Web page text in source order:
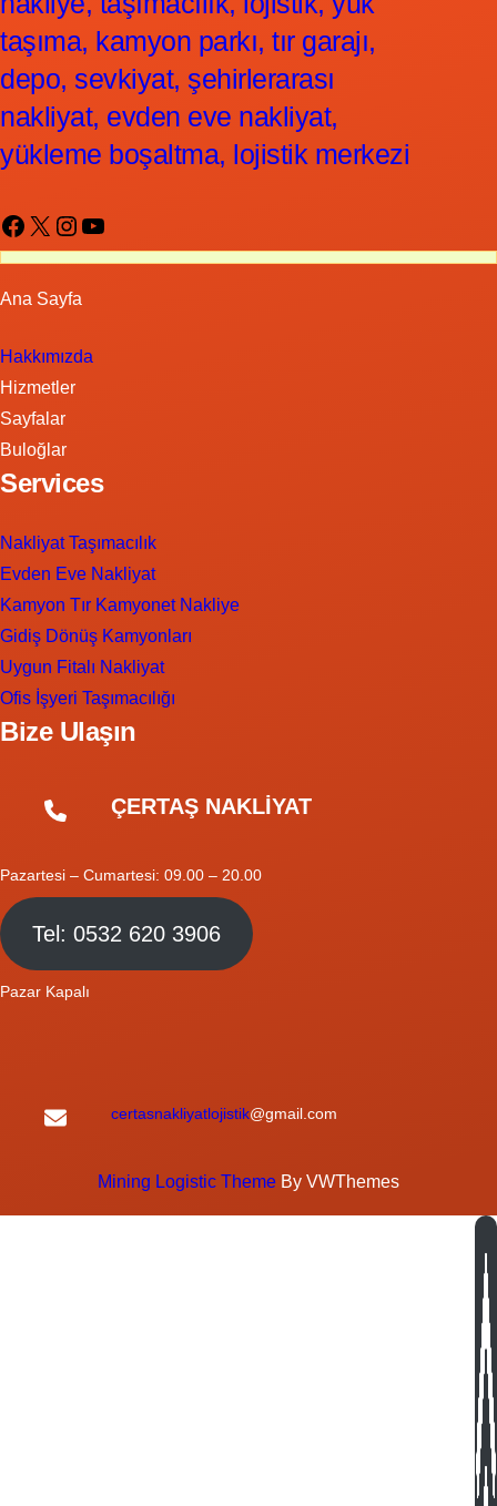
taşıma, kamyon parkı, tır garajı,
depo, sevkiyat, şehirlerarası
nakliyat, evden eve nakliyat,
yükleme boşaltma, lojistik merkezi
Facebook X Instagram YouTube
Ana Sayfa
Hakkımızda
Hizmetler
Sayfalar
Buloğlar
Services
Nakliyat Taşımacılık
Evden Eve Nakliyat
Kamyon Tır Kamyonet Nakliye
Gidiş Dönüş Kamyonları
Uygun Fitalı Nakliyat
Ofis İşyeri Taşımacılığı
Bize Ulaşın
ÇERTAŞ NAKLİYAT
Pazartesi – Cumartesi: 09.00 – 20.00
Tel: 0532 620 3906
Pazar Kapalı
certasnakliyatlojistik@gmail.com
Mining Logistic Theme By VWThemes